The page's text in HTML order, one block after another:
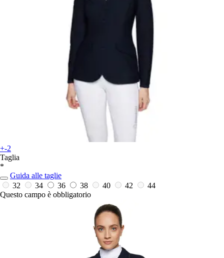
+-2
Taglia
*
Guida alle taglie
32
34 36 38 40 42
44
Questo campo è obbligatorio